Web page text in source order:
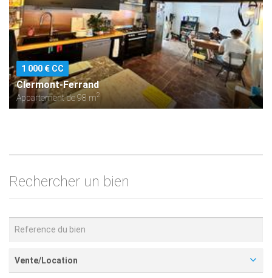
1 000 € CC
Clermont-Ferrand
Appartement de 98 m2
Rechercher un bien
Vente/Location